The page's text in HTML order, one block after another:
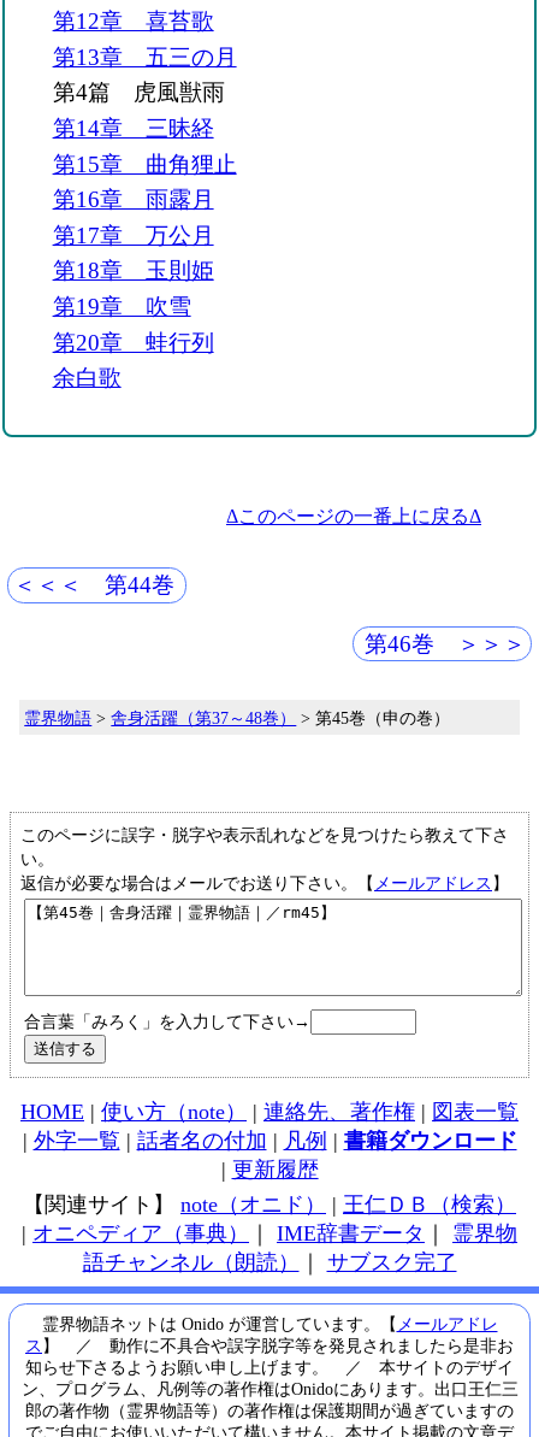
第12章 喜苔歌
第13章 五三の月
第4篇 虎風獣雨
第14章 三昧経
第15章 曲角狸止
第16章 雨露月
第17章 万公月
第18章 玉則姫
第19章 吹雪
第20章 蛙行列
余白歌
Δこのページの一番上に戻るΔ
＜＜＜ 第44巻
第46巻 ＞＞＞
霊界物語 >舎身活躍（第37～48巻） > 第45巻（申の巻）
このページに誤字・脱字や表示乱れなどを見つけたら教えて下さ
い。
返信が必要な場合はメールでお送り下さい。【 メールアドレス 】
合言葉「みろく」を入力して下さい→
HOME | 使い方（note） | 連絡先、著作権 | 図表一覧
| 外字一覧 | 話者名の付加 | 凡例 | 書籍ダウンロード
| 更新履歴
【関連サイト】 note（オニド） | 王仁ＤＢ（検索）
| オニペディア（事典） IME辞書データ
霊界物
語チャンネル（朗読）
サブスク完了
霊界物語ネットは Onido が運営しています。【 メールアドレ
ス 】 ／ 動作に不具合や誤字脱字等を発見されましたら是非お
知らせ下さるようお願い申し上げます。 ／ 本サイトのデザイ
ン、プログラム、凡例等の著作権はOnidoにあります。出口王仁三
郎の著作物（霊界物語等）の著作権は保護期間が過ぎていますの
でご自由にお使いいただいて構いません。本サイト掲載の文章デ